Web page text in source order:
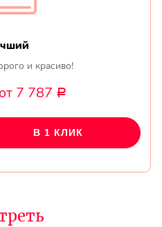
и красиво!
от 7 787 Р
В 1 КЛИК